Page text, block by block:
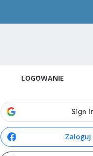
LOGOWANIE
Zaloguj